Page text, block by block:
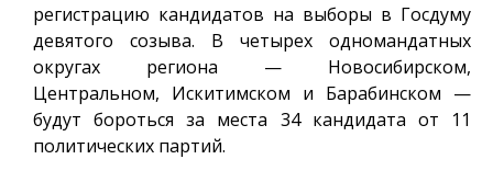
регистрацию кандидатов на выборы в Госдуму
девятого созыва. В четырех одномандатных
округах региона — Новосибирском,
Центральном, Искитимском и Барабинском —
будут бороться за места 34 кандидата от 11
политических партий.